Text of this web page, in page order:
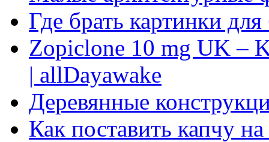
Где брать картинки
Zopiclone 10 mg UK –
| allDayawake
Деревянные
Как поставить капчу